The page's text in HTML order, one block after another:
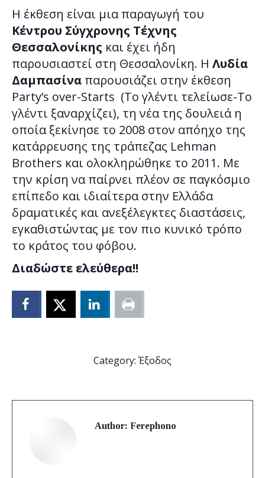
Η έκθεση είναι μια παραγωγή του
Κέντρου Σύγχρονης Τέχνης
Θεσσαλονίκης και έχει ήδη
παρουσιαστεί στη Θεσσαλονίκη. Η Λυδία
Δαμπασίνα παρουσιάζει στην έκθεση
Party’s over-Starts (Το γλέντι τελείωσε-Το
γλέντι ξαναρχίζει), τη νέα της δουλειά η
οποία ξεκίνησε το 2008 στον απόηχο της
κατάρρευσης της τράπεζας Lehman
Brothers και ολοκληρώθηκε το 2011. Mε
την κρίση να παίρνει πλέον σε παγκόσμιο
επίπεδο και ιδιαίτερα στην Ελλάδα
δραματικές και ανεξέλεγκτες διαστάσεις,
εγκαθιστώντας με τον πιο κυνικό τρόπο
το κράτος του φόβου.
Διαδώστε ελεύθερα!!
Category: Έξοδος
Author: Ferephono